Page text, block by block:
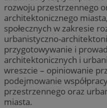
rozwoju przestrzennego
architektonicznego
społecznych w zakresie
urbanistyczno-
przygotowywanie i
architektonicznych i
wreszcie – opiniowanie
podejmowanie
przestrzennego oraz
miasta.